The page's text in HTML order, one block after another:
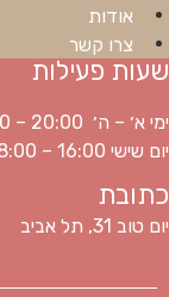
אודות
צרו קשר
שעות פעילות
ימי א׳ – ה׳ 20:00 – 8:30
יום שישי 16:00 – 8:00
כתובת
יום טוב 31, תל אביב